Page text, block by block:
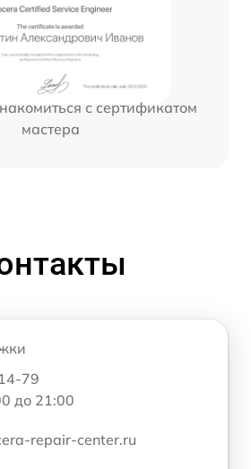
с сертификатом
мастера
79
до 21:00
repair-center.ru